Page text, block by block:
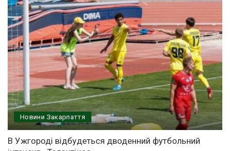
Новини Закарпаття
В Ужгороді відбудеться дводенний футбольний